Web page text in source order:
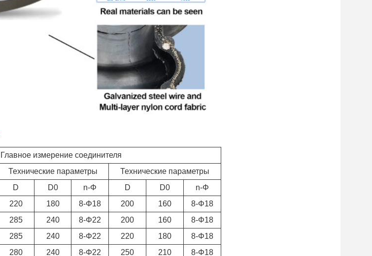
Главное измерение соединителя
Технические параметры
Технические параметры
D
D0 n-Φ D D0
n-Φ
220 180 8-Φ18 200 160
8-Φ18
285 240 8-Φ22 200 160
8-Φ18
285 240 8-Φ22 220 180
8-Φ18
280 240 8-Φ22 250 210 8-Φ18